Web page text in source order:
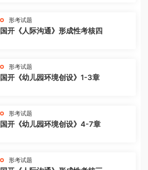
形考试题
国开《人际沟通》形成性考核四
形考试题
国开《幼儿园环境创设》1-3章
形考试题
国开《幼儿园环境创设》4-7章
形考试题